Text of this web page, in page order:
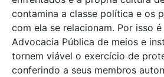
contamina a classe política e os
com ela se relacionam. Por isso
Advocacia Pública de meios e
tornem viável o exercício de
conferindo a seus membros